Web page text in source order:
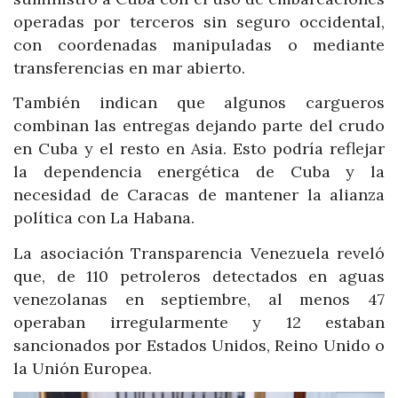
operadas por terceros sin seguro occidental,
con coordenadas manipuladas o mediante
transferencias en mar abierto.
También indican que algunos cargueros
combinan las entregas dejando parte del crudo
en Cuba y el resto en Asia. Esto podría reflejar
la dependencia energética de Cuba y la
necesidad de Caracas de mantener la alianza
política con La Habana.
La asociación Transparencia Venezuela reveló
que, de 110 petroleros detectados en aguas
venezolanas en septiembre, al menos 47
operaban irregularmente y 12 estaban
sancionados por Estados Unidos, Reino Unido o
la Unión Europea.